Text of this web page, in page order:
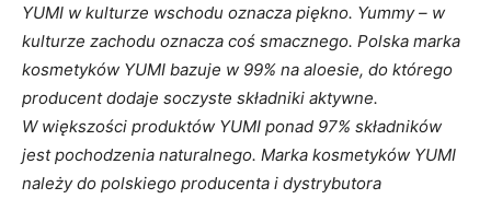
YUMI w kulturze wschodu oznacza piękno. Yummy – w
kulturze zachodu oznacza coś smacznego. Polska marka
kosmetyków YUMI bazuje w 99% na aloesie, do którego
producent dodaje soczyste składniki aktywne.
W większości produktów YUMI ponad 97% składników
jest pochodzenia naturalnego. Marka kosmetyków YUMI
należy do polskiego producenta i dystrybutora